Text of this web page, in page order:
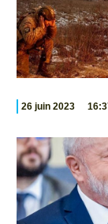
26 juin 2023